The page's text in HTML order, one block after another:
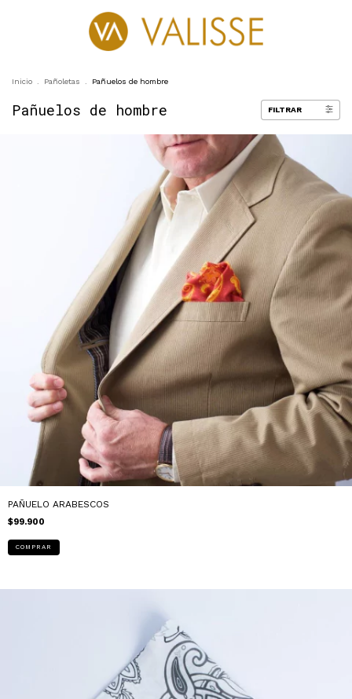
Inicio Pañoletas Pañuelos de hombre
Pañuelos de hombre FILTRAR
PAÑUELO ARABESCOS
$99.900